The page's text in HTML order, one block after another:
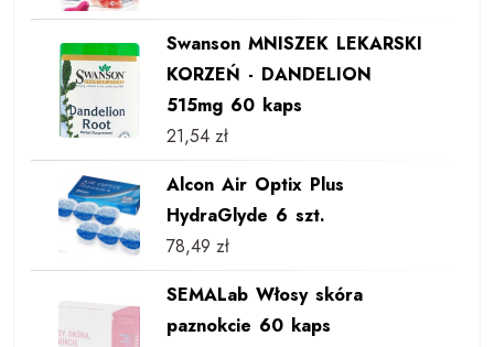
Swanson MNISZEK LEKARSKI
KORZEŃ - DANDELION
515mg 60 kaps
21,54 zł
Alcon Air Optix Plus
HydraGlyde 6 szt.
78,49 zł
SEMALab Włosy skóra
paznokcie 60 kaps